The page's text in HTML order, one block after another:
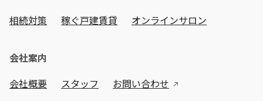
相続対策 稼ぐ戸建賃貸 オンラインサロン
会社案内
会社概要
スタッフ お問い合わせ